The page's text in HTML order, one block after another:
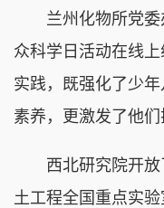
兰州化物所党委
众科学日活动在线
实践，既强化了少
素养，更激发了他们
西北研究院开放
土工程全国重点实